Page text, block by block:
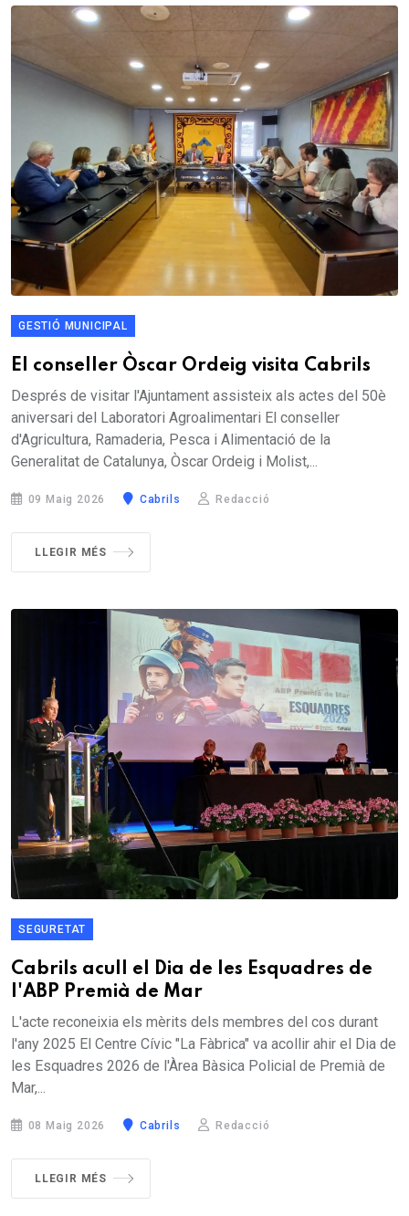
GESTIÓ MUNICIPAL
El conseller Òscar Ordeig visita Cabrils
Després de visitar l'Ajuntament assisteix als actes del 50è
aniversari del Laboratori Agroalimentari El conseller
d'Agricultura, Ramaderia, Pesca i Alimentació de la
Generalitat de Catalunya, Òscar Ordeig i Molist,...
09 Maig 2026 Cabrils Redacció
LLEGIR MÉS
SEGURETAT
Cabrils acull el Dia de les Esquadres de
l'ABP Premià de Mar
L'acte reconeixia els mèrits dels membres del cos durant
l'any 2025 El Centre Cívic "La Fàbrica" va acollir ahir el Dia de
les Esquadres 2026 de l'Àrea Bàsica Policial de Premià de
Mar,...
08 Maig 2026 Cabrils Redacció
LLEGIR MÉS